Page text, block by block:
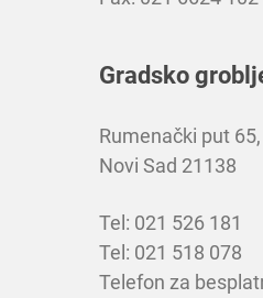
Gradsko
Rumenački put 65,
Novi Sad 21138
Tel: 021 526 181
Tel: 021 518 078
Telefon za